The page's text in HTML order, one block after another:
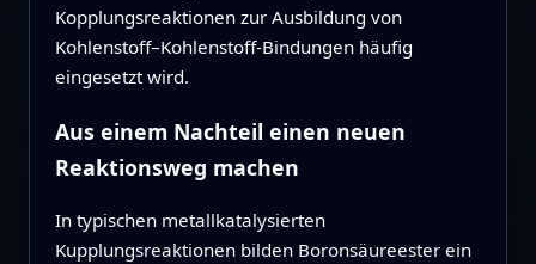
Kopplungsreaktionen zur Ausbildung von
Kohlenstoff–Kohlenstoff‑Bindungen häufig
eingesetzt wird.
Aus einem Nachteil einen neuen
Reaktionsweg machen
In typischen metallkatalysierten
Kupplungsreaktionen bilden Boronsäureester ein